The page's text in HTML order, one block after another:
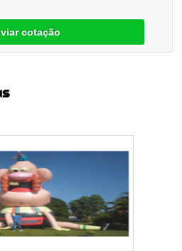
cotação